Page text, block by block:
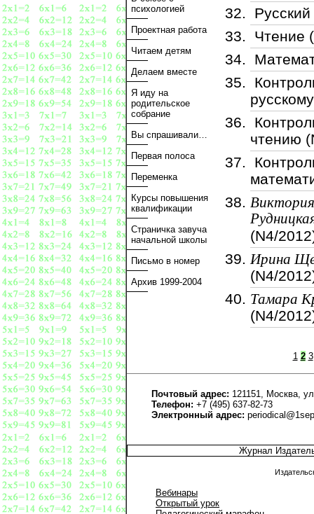
психологией
Проектная работа
Читаем детям
Делаем вместе
Я иду на
родительское
собрание
Вы спрашивали…
Первая полоса
Переменка
Курсы повышения
квалификации
Страничка завуча
начальной школы
Письмо в номер
Архив 1999-2004
Чтение
чтению
Виктория
(N4/
Ирина
(N4/
Тамара
(N4/
1 2 3
Почтовый адрес: 121151, Москва,
Телефон: +7 (495) 637-82-73
Электронный адрес:
Журнал
Вебинары
Открытый урок